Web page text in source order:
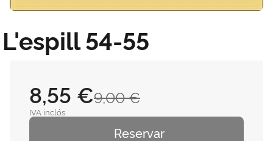
L'espill 54-55
9,00 €
8,55 €
IVA inclós
Reservar